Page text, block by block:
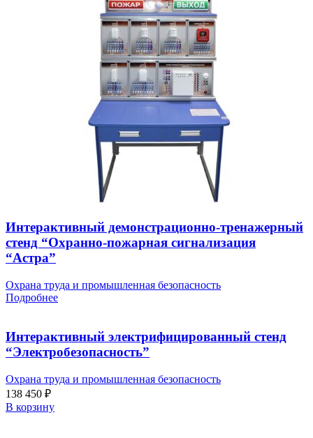
Интерактивный демонстрационно-тренажерный
стенд “Охранно-пожарная сигнализация
“Астра”
Охрана труда и промышленная безопасность
Подробнее
Интерактивный электрифицированный стенд
“Электробезопасность”
Охрана труда и промышленная безопасность
138 450 ₽
В корзину